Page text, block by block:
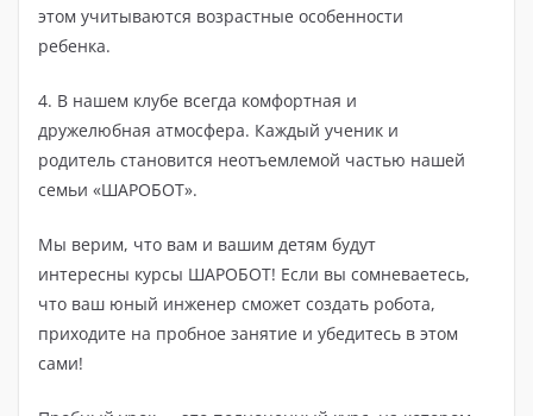
этом учитываются возрастные особенности
ребенка.
4. В нашем клубе всегда комфортная и
дружелюбная атмосфера. Каждый ученик и
родитель становится неотъемлемой частью нашей
семьи «ШАРОБОТ».
Мы верим, что вам и вашим детям будут
интересны курсы ШАРОБОТ! Если вы сомневаетесь,
что ваш юный инженер сможет создать робота,
приходите на пробное занятие и убедитесь в этом
сами!